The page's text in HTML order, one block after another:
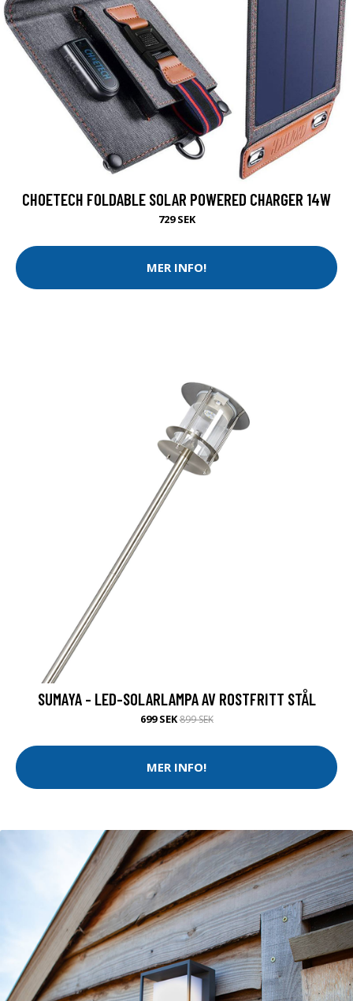
CHOETECH FOLDABLE SOLAR POWERED CHARGER 14W
729 SEK
MER INFO!
SUMAYA - LED-SOLARLAMPA AV ROSTFRITT STÅL
699 SEK899 SEK
MER INFO!